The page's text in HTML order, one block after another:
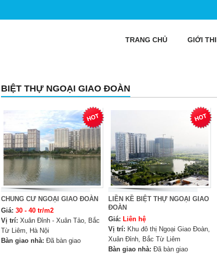
TRANG CHỦ GIỚI
BIỆT THỰ NGOẠI GIAO ĐOÀN
CHUNG CƯ NGOẠI GIAO ĐOÀN
Giá: 30 - 40 tr/m2
Vị trí: Xuân Đỉnh - Xuân Tảo, Bắc
Từ Liêm, Hà Nội
Bàn giao nhà: Đã bàn giao
LIỀN KỀ BIỆT THỰ NGOẠI GIAO
ĐOÀN
Giá: Liên hệ
Vị trí: Khu đô thị Ngoại Giao Đoàn,
Xuân Đỉnh, Bắc Từ Liêm
Bàn giao nhà: Đã bàn giao